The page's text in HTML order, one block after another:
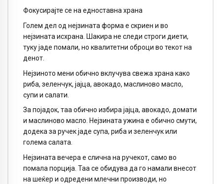
Фокусирајте се на едноставна храна
Голем дел од нејзината форма е скриен и во
нејзината исхрана. Шакира не следи строги диети,
туку јаде помали, но квалитетни оброци во текот на
денот.
Нејзиното мени обично вклучува свежа храна како
риба, зеленчук, јајца, авокадо, маслиново масло,
супи и салати.
За појадок, таа обично избира јајца, авокадо, домати
и маслиново масло. Нејзината ужина е обично смути,
додека за ручек јаде супа, риба и зеленчук или
голема салата.
Нејзината вечера е слична на ручекот, само во
помала порција. Таа се обидува да го намали внесот
на шеќер и одредени млечни производи, но